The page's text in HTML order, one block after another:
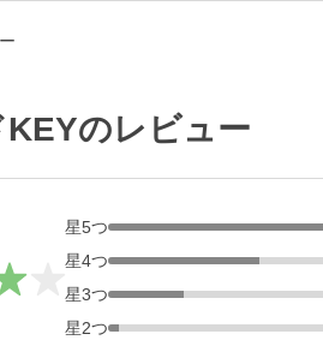
のレビュー
星5つ
星4つ
星3つ
星2つ